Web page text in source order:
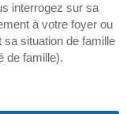
interrogez sur sa
à votre foyer ou
situation de famille
de famille).